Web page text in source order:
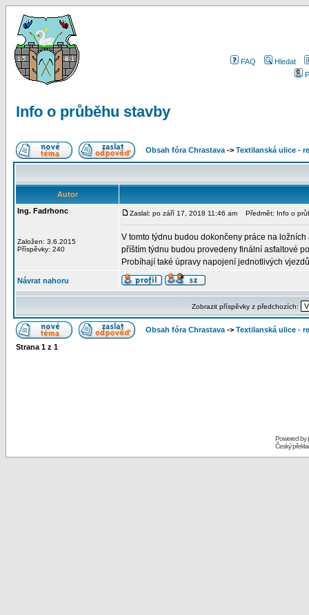
FAQ
Hledat
Info o průběhu stavby
Obsah fóra Chrastava -> Textilanská ulice -
Autor
Ing. Fadrhonc
Založen: 3.6.2015
Příspěvky: 240
Zaslal: po září 17, 2018 11:46 am Předmět: Info o
V tomto týdnu budou dokončeny práce na
příštím týdnu budou provedeny finální asfaltové
Probíhají také úpravy napojení jednotlivých
Návrat nahoru
Zobrazit příspěvky z předchozích:
Obsah fóra Chrastava -> Textilanská ulice -
Strana 1 z 1
Powered by
Český